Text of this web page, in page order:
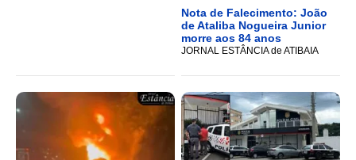
Nota de Falecimento: João
de Ataliba Nogueira Junior
morre aos 84 anos
JORNAL ESTÂNCIA de ATIBAIA